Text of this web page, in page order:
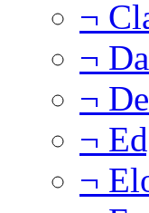
¬
¬
¬
¬
¬